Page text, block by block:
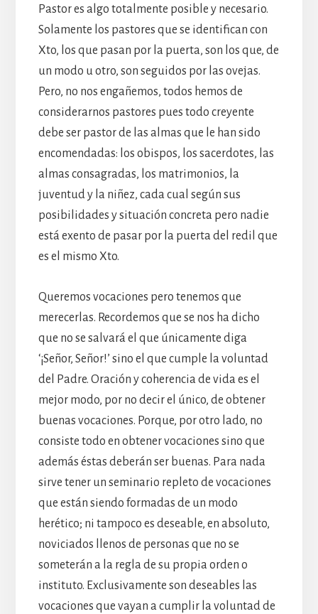
Pastor es algo totalmente posible y necesario.
Solamente los pastores que se identifican con
Xto, los que pasan por la puerta, son los que, de
un modo u otro, son seguidos por las ovejas.
Pero, no nos engañemos, todos hemos de
considerarnos pastores pues todo creyente
debe ser pastor de las almas que le han sido
encomendadas: los obispos, los sacerdotes, las
almas consagradas, los matrimonios, la
juventud y la niñez, cada cual según sus
posibilidades y situación concreta pero nadie
está exento de pasar por la puerta del redil que
es el mismo Xto.
Queremos vocaciones pero tenemos que
merecerlas. Recordemos que se nos ha dicho
que no se salvará el que únicamente diga
‘¡Señor, Señor!’ sino el que cumple la voluntad
del Padre. Oración y coherencia de vida es el
mejor modo, por no decir el único, de obtener
buenas vocaciones. Porque, por otro lado, no
consiste todo en obtener vocaciones sino que
además éstas deberán ser buenas. Para nada
sirve tener un seminario repleto de vocaciones
que están siendo formadas de un modo
herético; ni tampoco es deseable, en absoluto,
noviciados llenos de personas que no se
someterán a la regla de su propia orden o
instituto. Exclusivamente son deseables las
vocaciones que vayan a cumplir la voluntad de